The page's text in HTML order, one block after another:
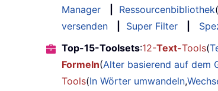
Manager
Ressourcenbibliothek
versenden
Super Filter
Top-15-Toolsets:12-Text-Tools(
Formeln(Alter basierend auf dem
Tools(In Wörter umwandeln,